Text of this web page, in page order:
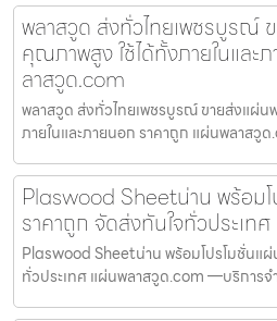
พลาสวูด ส่งทั่วไทยเพชรบูรณ์
คุณภาพสูง ใช้ได้ทั้งภายในและ
ลาสวูด.com
พลาสวูด ส่งทั่วไทยเพชรบูรณ์ ขายส่งแผ่
ภายในและภายนอก ราคาถูก แผ่นพลาสวู
Plaswood Sheetน่าน พร้อม
ราคาถูก จัดส่งทันใจทั่วประเท
Plaswood Sheetน่าน พร้อมโปรโมชั่นแ
ทั่วประเทศ แผ่นพลาสวูด.com —บริการจ